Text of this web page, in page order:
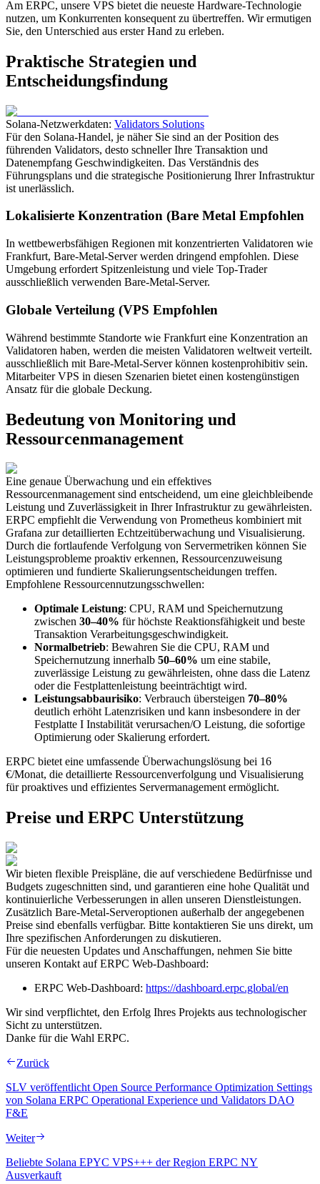
Am ERPC, unsere VPS bietet die neueste Hardware-Technologie
nutzen, um Konkurrenten konsequent zu übertreffen. Wir ermutigen
Sie, den Unterschied aus erster Hand zu erleben.
Praktische Strategien und
Entscheidungsfindung
Solana-Netzwerkdaten: Validators Solutions
Für den Solana-Handel, je näher Sie sind an der Position des
führenden Validators, desto schneller Ihre Transaktion und
Datenempfang Geschwindigkeiten. Das Verständnis des
Führungsplans und die strategische Positionierung Ihrer Infrastruktur
ist unerlässlich.
Lokalisierte Konzentration (Bare Metal Empfohlen
In wettbewerbsfähigen Regionen mit konzentrierten Validatoren wie
Frankfurt, Bare-Metal-Server werden dringend empfohlen. Diese
Umgebung erfordert Spitzenleistung und viele Top-Trader
ausschließlich verwenden Bare-Metal-Server.
Globale Verteilung (VPS Empfohlen
Während bestimmte Standorte wie Frankfurt eine Konzentration an
Validatoren haben, werden die meisten Validatoren weltweit verteilt.
ausschließlich mit Bare-Metal-Server können kostenprohibitiv sein.
Mitarbeiter VPS in diesen Szenarien bietet einen kostengünstigen
Ansatz für die globale Deckung.
Bedeutung von Monitoring und
Ressourcenmanagement
Eine genaue Überwachung und ein effektives
Ressourcenmanagement sind entscheidend, um eine gleichbleibende
Leistung und Zuverlässigkeit in Ihrer Infrastruktur zu gewährleisten.
ERPC empfiehlt die Verwendung von Prometheus kombiniert mit
Grafana zur detaillierten Echtzeitüberwachung und Visualisierung.
Durch die fortlaufende Verfolgung von Servermetriken können Sie
Leistungsprobleme proaktiv erkennen, Ressourcenzuweisung
optimieren und fundierte Skalierungsentscheidungen treffen.
Empfohlene Ressourcennutzungsschwellen:
Optimale Leistung: CPU, RAM und Speichernutzung
zwischen 30–40% für höchste Reaktionsfähigkeit und beste
Transaktion Verarbeitungsgeschwindigkeit.
Normalbetrieb: Bewahren Sie die CPU, RAM und
Speichernutzung innerhalb 50–60% um eine stabile,
zuverlässige Leistung zu gewährleisten, ohne dass die Latenz
oder die Festplattenleistung beeinträchtigt wird.
Leistungsabbaurisiko: Verbrauch übersteigen 70–80%
deutlich erhöht Latenzrisiken und kann insbesondere in der
Festplatte I Instabilität verursachen/O Leistung, die sofortige
Optimierung oder Skalierung erfordert.
ERPC bietet eine umfassende Überwachungslösung bei 16
€/Monat, die detaillierte Ressourcenverfolgung und Visualisierung
für proaktives und effizientes Servermanagement ermöglicht.
Preise und ERPC Unterstützung
Wir bieten flexible Preispläne, die auf verschiedene Bedürfnisse und
Budgets zugeschnitten sind, und garantieren eine hohe Qualität und
kontinuierliche Verbesserungen in allen unseren Dienstleistungen.
Zusätzlich Bare-Metal-Serveroptionen außerhalb der angegebenen
Preise sind ebenfalls verfügbar. Bitte kontaktieren Sie uns direkt, um
Ihre spezifischen Anforderungen zu diskutieren.
Für die neuesten Updates und Anschaffungen, nehmen Sie bitte
unseren Kontakt auf ERPC Web-Dashboard:
ERPC Web-Dashboard: https://dashboard.erpc.global/en
Wir sind verpflichtet, den Erfolg Ihres Projekts aus technologischer
Sicht zu unterstützen.
Danke für die Wahl ERPC.
Zurück
SLV veröffentlicht Open Source Performance Optimization Settings
von Solana ERPC Operational Experience und Validators DAO
F&E
Weiter
Beliebte Solana EPYC VPS+++ der Region ERPC NY
Ausverkauft